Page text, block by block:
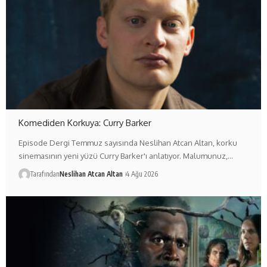
Komediden Korkuya: Curry Barker
Episode Dergi Temmuz sayısında Neslihan Atcan Altan, korku
sinemasının yeni yüzü Curry Barker'ı anlatıyor. Malumunuz,…
TarafındanNeslihan Atcan Altan 4 Ağu 2026